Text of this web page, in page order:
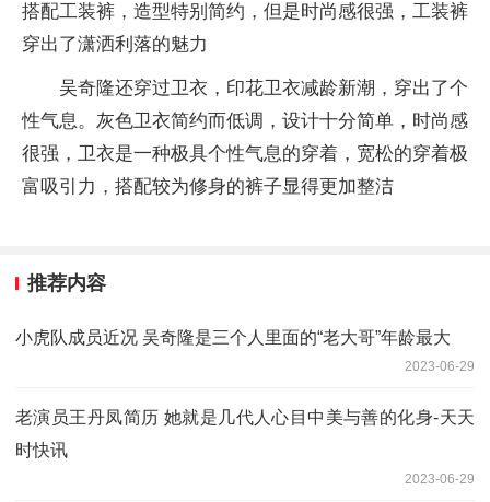
搭配工装裤，造型特别简约，但是时尚感很强，工装裤
穿出了潇洒利落的魅力
吴奇隆还穿过卫衣，印花卫衣减龄新潮，穿出了个
性气息。灰色卫衣简约而低调，设计十分简单，时尚感
很强，卫衣是一种极具个性气息的穿着，宽松的穿着极
富吸引力，搭配较为修身的裤子显得更加整洁
推荐内容
小虎队成员近况 吴奇隆是三个人里面的“老大哥”年龄最大
2023-06-29
老演员王丹凤简历 她就是几代人心目中美与善的化身-天天
时快讯
2023-06-29